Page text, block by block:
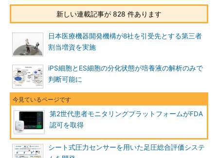
新しい連載記事が 828 件あります
日本医療機器開発機構が8社を引受先とする第三者
割当増資を実施
iPS細胞とES細胞の分化状態が培養液の解析のみで
判断可能に
第2世代患者モニタリングプラットフォームがFDA
認可を取得
シート式圧力センサーを用いた足圧総合評価システ